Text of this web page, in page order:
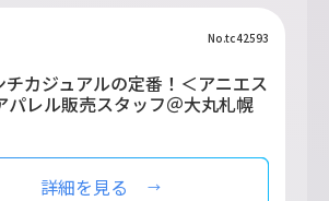
No.tc42593
カジュアルの定番！＜アニエス
パレル販売スタッフ＠大丸札幌
詳細を見る